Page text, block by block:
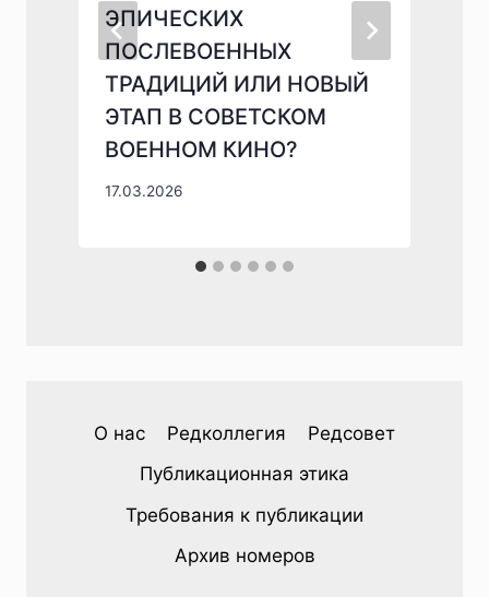
ЭПИЧЕСКИХ
ПОСЛЕВОЕННЫХ
ТРАДИЦИЙ ИЛИ НОВЫЙ
ЭТАП В СОВЕТСКОМ
ВОЕННОМ КИНО?
17.03.2026
О нас Редколлегия
Редсовет
Публикационная этика
Требования к публикации
Архив номеров